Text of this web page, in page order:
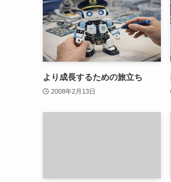
より成長するための旅立ち
2008年2月13日